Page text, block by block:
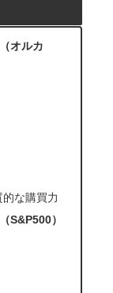
オルカ
な購買力
S&P500）